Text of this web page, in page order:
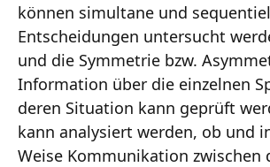
können simultane und
Entscheidungen untersucht
und die Symmetrie bzw.
Information über die einzelnen
deren Situation kann geprüft
kann analysiert werden, ob und
Weise Kommunikation zwischen